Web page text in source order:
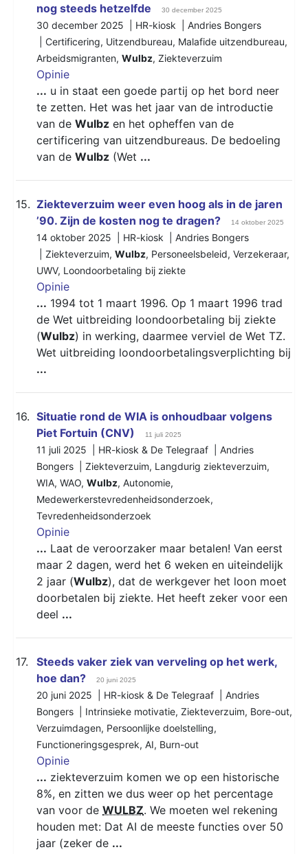
nog steeds hetzelfde
30 december 2025
30 december 2025 | HR-kiosk | Andries Bongers
Certificering, Uitzendbureau, Malafide uitzendbureau,
Arbeidsmigranten, Wulbz, Ziekteverzuim
Opinie
... u in staat een goede partij op het bord neer
te zetten. Het was het jaar van de introductie
van de Wulbz en het opheffen van de
certificering van uitzendbureaus. De bedoeling
van de Wulbz (Wet ...
15. Ziekteverzuim weer even hoog als in de jaren
’90. Zijn de kosten nog te dragen?
14 oktober 2025
14 oktober 2025 | HR-kiosk | Andries Bongers
Ziekteverzuim, Wulbz, Personeelsbeleid, Verzekeraar,
UWV, Loondoorbetaling bij ziekte
Opinie
... 1994 tot 1 maart 1996. Op 1 maart 1996 trad
de Wet uitbreiding loondoorbetaling bij ziekte
(Wulbz) in werking, daarmee verviel de Wet TZ.
Wet uitbreiding loondoorbetalingsverplichting bij
...
16. Situatie rond de WIA is onhoudbaar volgens
Piet Fortuin (CNV)
11 juli 2025
11 juli 2025 | HR-kiosk & De Telegraaf | Andries
Bongers | Ziekteverzuim, Langdurig ziekteverzuim,
WIA, WAO, Wulbz, Autonomie,
Medewerkerstevredenheidsonderzoek,
Tevredenheidsonderzoek
Opinie
... Laat de veroorzaker maar betalen! Van eerst
maar 2 dagen, werd het 6 weken en uiteindelijk
2 jaar (Wulbz), dat de werkgever het loon moet
doorbetalen bij ziekte. Het heeft zeker voor een
deel ...
17.
Steeds vaker ziek van verveling op het werk,
hoe dan?
20 juni 2025
20 juni 2025 | HR-kiosk & De Telegraaf | Andries
Bongers | Intrinsieke motivatie, Ziekteverzuim, Bore-out,
Verzuimdagen, Persoonlijke doelstelling,
Functioneringsgesprek, AI, Burn-out
Opinie
... ziekteverzuim komen we op een historische
8%, en zitten we dus weer op het percentage
van voor de WULBZ. We moeten wel rekening
houden met: Dat AI de meeste functies over 50
jaar (zeker de ...